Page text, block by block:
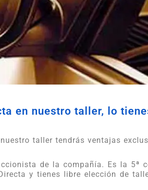
en nuestro taller, lo
taller tendrás ventajas
de la compañía. Es la 5ª
y tienes libre elección de